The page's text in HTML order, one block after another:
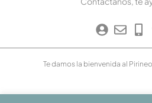
Te damos la bienvenida al